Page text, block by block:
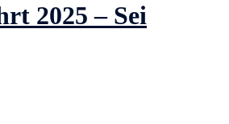
2025 – Sei